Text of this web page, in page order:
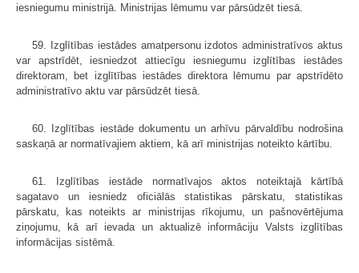
iesniegumu ministrijā. Ministrijas lēmumu var pārsūdzēt tiesā.
59. Izglītības iestādes amatpersonu izdotos administratīvos aktus
var apstrīdēt, iesniedzot attiecīgu iesniegumu izglītības iestādes
direktoram, bet izglītības iestādes direktora lēmumu par apstrīdēto
administratīvo aktu var pārsūdzēt tiesā.
60. Izglītības iestāde dokumentu un arhīvu pārvaldību nodrošina
saskaņā ar normatīvajiem aktiem, kā arī ministrijas noteikto kārtību.
61. Izglītības iestāde normatīvajos aktos noteiktajā kārtībā
sagatavo un iesniedz oficiālās statistikas pārskatu, statistikas
pārskatu, kas noteikts ar ministrijas rīkojumu, un pašnovērtējuma
ziņojumu, kā arī ievada un aktualizē informāciju Valsts izglītības
informācijas sistēmā.